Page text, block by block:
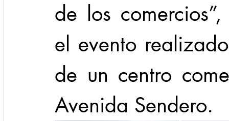
de los
el evento
de un centro
Avenida Sendero.